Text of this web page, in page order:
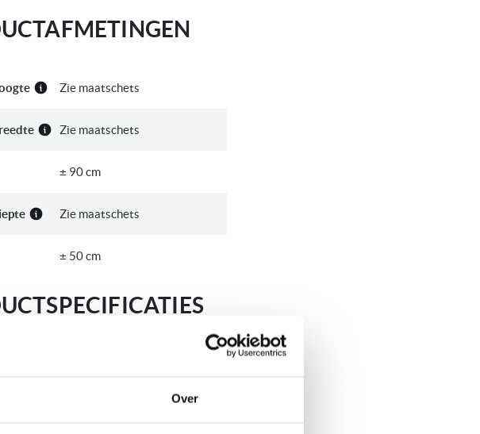
Over
Zie maatschets
Zie maatschets
± 90 cm
Zie maatschets
± 50 cm
DUL93CC20-REST